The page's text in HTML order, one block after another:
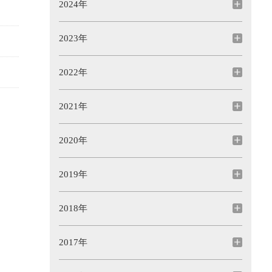
2024年
2023年
2022年
2021年
2020年
2019年
2018年
2017年